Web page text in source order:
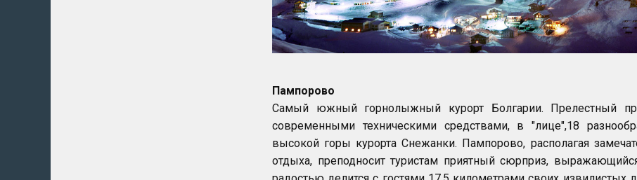
Пампорово
Самый южный горнолыжный курорт Болгарии. Прелестный
современными техническими средствами, в "лице",18
высокой горы курорта Снежанки. Пампорово, располагая
отдыха, преподносит туристам приятный сюрприз,